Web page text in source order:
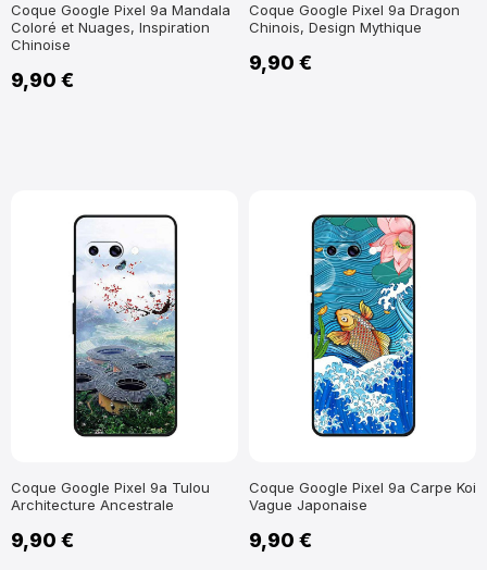
Coque Google Pixel 9a Mandala
Coloré et Nuages, Inspiration
Chinoise
9,90 €
Coque Google Pixel 9a Dragon
Chinois, Design Mythique
9,90 €
Coque Google Pixel 9a Tulou
Architecture Ancestrale
9,90 €
Coque Google Pixel 9a Carpe Koi
Vague Japonaise
9,90 €